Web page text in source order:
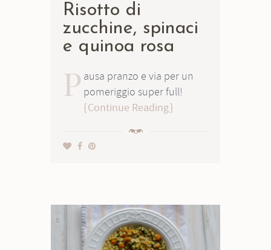
Risotto di
zucchine, spinaci
e quinoa rosa
P ausa pranzo e via per un
pomeriggio super full!
Continue Reading